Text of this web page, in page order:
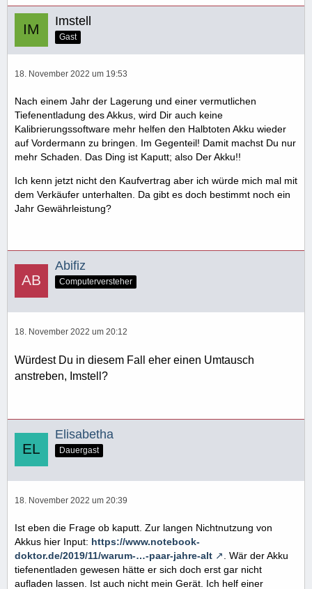
Imstell
Gast
18. November 2022 um 19:53
Nach einem Jahr der Lagerung und einer vermutlichen
Tiefenentladung des Akkus, wird Dir auch keine
Kalibrierungssoftware mehr helfen den Halbtoten Akku wieder
auf Vordermann zu bringen. Im Gegenteil! Damit machst Du nur
mehr Schaden. Das Ding ist Kaputt; also Der Akku!!
Ich kenn jetzt nicht den Kaufvertrag aber ich würde mich mal mit
dem Verkäufer unterhalten. Da gibt es doch bestimmt noch ein
Jahr Gewährleistung?
Abifiz
Computerversteher
18. November 2022 um 20:12
Würdest Du in diesem Fall eher einen Umtausch
anstreben, Imstell?
Elisabetha
Dauergast
18. November 2022 um 20:39
Ist eben die Frage ob kaputt. Zur langen Nichtnutzung von
Akkus hier Input: https://www.notebook-
doktor.de/2019/11/warum-…-paar-jahre-alt
. Wär der Akku
tiefenentladen gewesen hätte er sich doch erst gar nicht
aufladen lassen. Ist auch nicht mein Gerät. Ich helf einer